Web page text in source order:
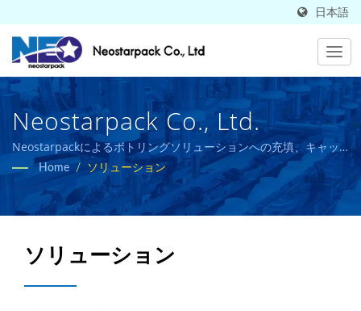
日本語
Neostarpack Co., Ltd.
Neostarpackによるボトリングソリューションへの充填、キャッ
ピング、ラベリングマシン、錠剤カウンター。
Home / ソリューション
ソリューション